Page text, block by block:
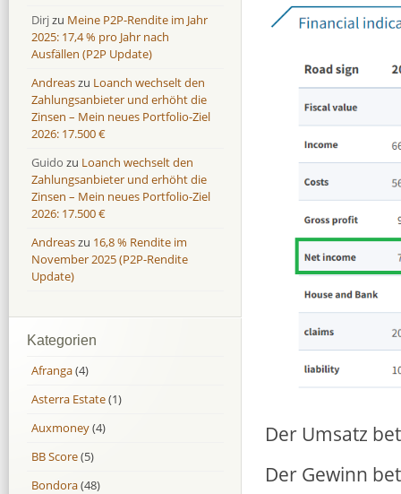
Der Umsatz
Der Gewinn
Dirjzu Meine P2P-Rendite im Jahr
2025: 17,4 % pro Jahr nach
Ausfällen (P2P Update)
Andreaszu Loanch wechselt den
Zahlungsanbieter und erhöht die
Zinsen – Mein neues Portfolio-Ziel
2026: 17.500 €
Guido zu Loanch wechselt den
Zahlungsanbieter und erhöht die
Zinsen – Mein neues Portfolio-Ziel
2026: 17.500 €
Andreaszu 16,8 % Rendite im
November 2025 (P2P-Rendite
Update)
Kategorien
Afranga(4)
Asterra Estate(1)
Auxmoney(4)
BB Score(5)
Bondora(48)